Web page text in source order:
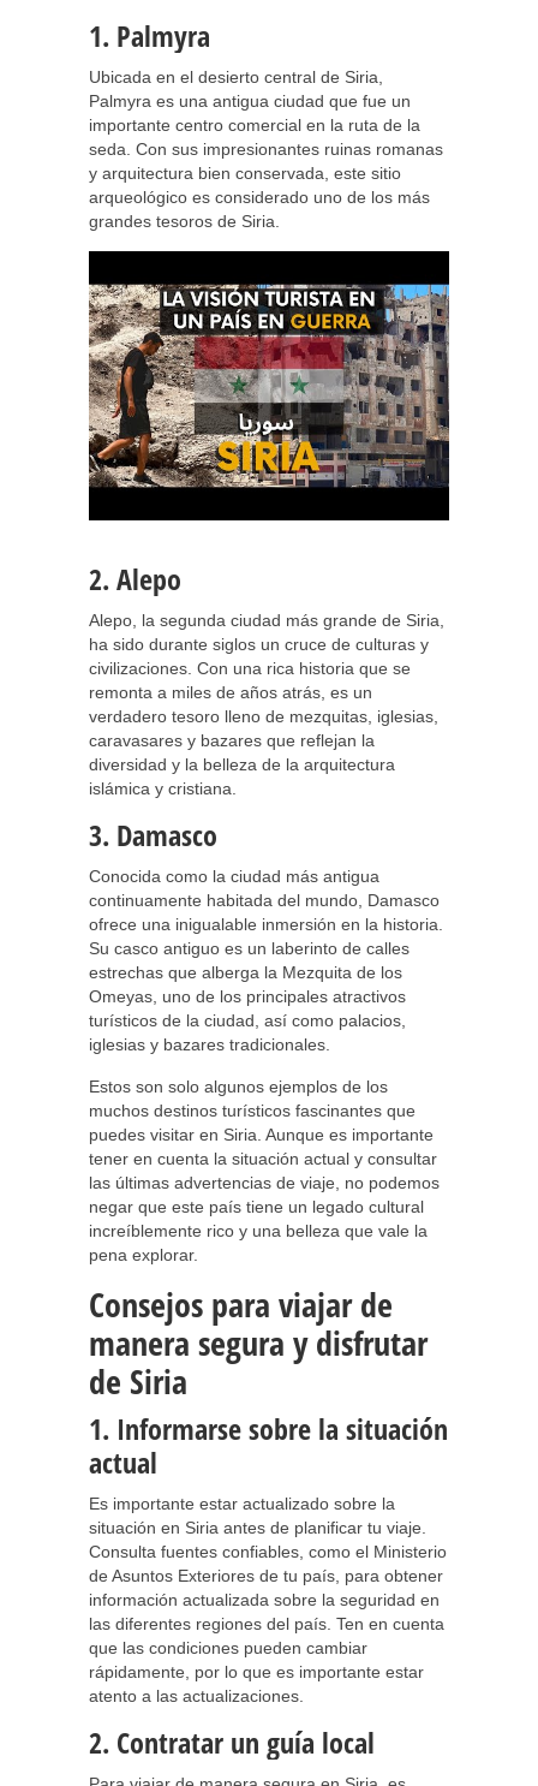
1. Palmyra
Ubicada en el desierto central de Siria,
Palmyra es una antigua ciudad que fue un
importante centro comercial en la ruta de la
seda. Con sus impresionantes ruinas romanas
y arquitectura bien conservada, este sitio
arqueológico es considerado uno de los más
grandes tesoros de Siria.
2. Alepo
Alepo, la segunda ciudad más grande de Siria,
ha sido durante siglos un cruce de culturas y
civilizaciones. Con una rica historia que se
remonta a miles de años atrás, es un
verdadero tesoro lleno de mezquitas, iglesias,
caravasares y bazares que reflejan la
diversidad y la belleza de la arquitectura
islámica y cristiana.
3. Damasco
Conocida como la ciudad más antigua
continuamente habitada del mundo, Damasco
ofrece una inigualable inmersión en la historia.
Su casco antiguo es un laberinto de calles
estrechas que alberga la Mezquita de los
Omeyas, uno de los principales atractivos
turísticos de la ciudad, así como palacios,
iglesias y bazares tradicionales.
Estos son solo algunos ejemplos de los
muchos destinos turísticos fascinantes que
puedes visitar en Siria. Aunque es importante
tener en cuenta la situación actual y consultar
las últimas advertencias de viaje, no podemos
negar que este país tiene un legado cultural
increíblemente rico y una belleza que vale la
pena explorar.
Consejos para viajar de
manera segura y disfrutar
de Siria
1. Informarse sobre la situación
actual
Es importante estar actualizado sobre la
situación en Siria antes de planificar tu viaje.
Consulta fuentes confiables, como el Ministerio
de Asuntos Exteriores de tu país, para obtener
información actualizada sobre la seguridad en
las diferentes regiones del país. Ten en cuenta
que las condiciones pueden cambiar
rápidamente, por lo que es importante estar
atento a las actualizaciones.
2. Contratar un guía local